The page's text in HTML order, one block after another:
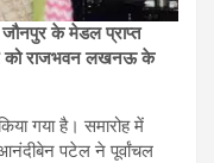
जौनपुर के मेडल प्राप्त
को राजभवन लखनऊ के
गया है। समारोह में
पटेल ने पूर्वांचल